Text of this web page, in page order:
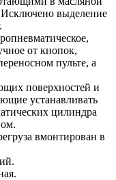
выделение
от кнопок,
пульте, а
поверхностей и
устанавливать
цилиндра
вмонтирован в